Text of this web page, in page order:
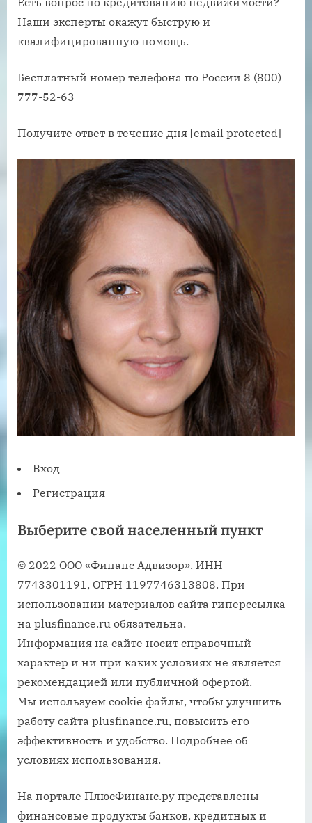
Наши эксперты окажут быструю и
квалифицированную помощь.
Бесплатный номер телефона по России 8 (800)
777-52-63
Получите ответ в течение дня [email protected]
Вход
Регистрация
Выберите свой населенный пункт
© 2022 ООО «Финанс Адвизор». ИНН
7743301191, ОГРН 1197746313808. При
использовании материалов сайта гиперссылка
на plusfinance.ru обязательна.
Информация на сайте носит справочный
характер и ни при каких условиях не является
рекомендацией или публичной офертой.
Мы используем cookie файлы, чтобы улучшить
работу сайта plusfinance.ru, повысить его
эффективность и удобство. Подробнее об
условиях использования.
На портале ПлюсФинанс.ру представлены
финансовые продукты банков, кредитных и